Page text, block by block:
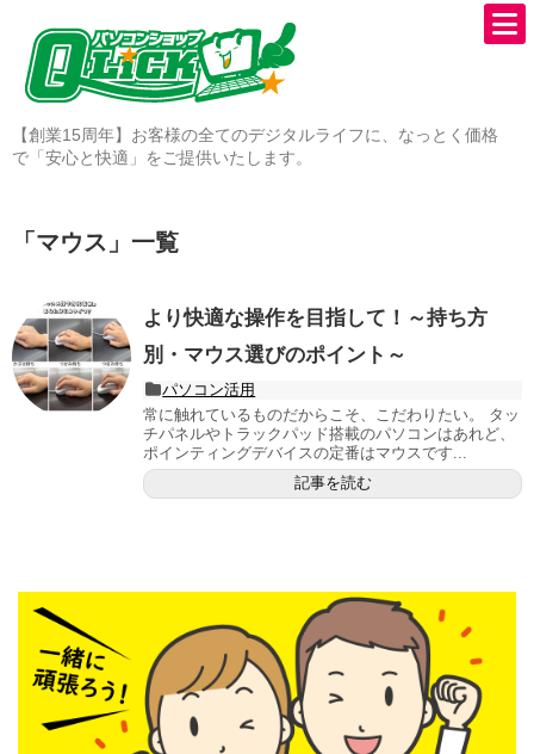
【創業15周年】お客様の全てのデジタルライフに、なっとく価格
で「安心と快適」をご提供いたします。
「 マウス 」 一覧
より快適な操作を目指して！～持ち方
別・マウス選びのポイント～
パソコン活用
常に触れているものだからこそ、こだわりたい。 タッ
チパネルやトラックパッド搭載のパソコンはあれど、
ポインティングデバイスの定番はマウスです...
記事を読む